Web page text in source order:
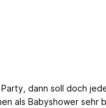
dann soll doch
als Babyshower sehr